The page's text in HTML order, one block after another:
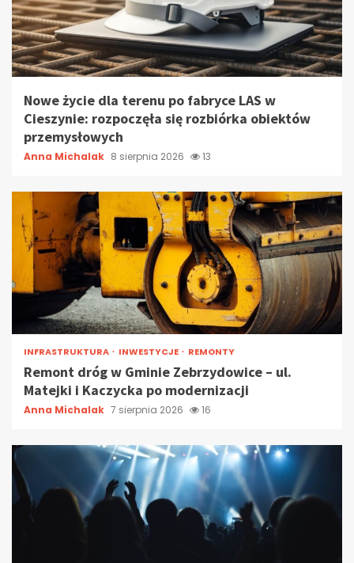
Nowe życie dla terenu po fabryce LAS w
Cieszynie: rozpoczęła się rozbiórka obiektów
przemysłowych
Anna Michalak 8 sierpnia 2026 13
INFRASTRUKTURA INWESTYCJE REMONTY
Remont dróg w Gminie Zebrzydowice – ul.
Matejki i Kaczycka po modernizacji
Anna Michalak 7 sierpnia 2026 16